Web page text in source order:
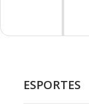
ESPORTES